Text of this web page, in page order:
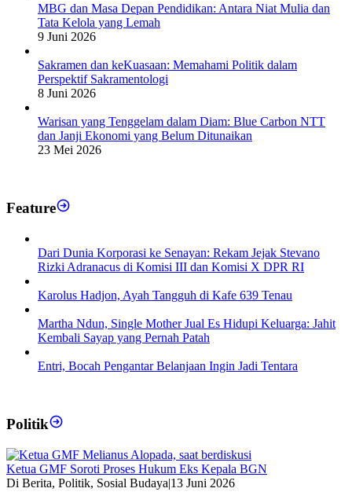
MBG dan Masa Depan Pendidikan: Antara Niat Mulia dan
Tata Kelola yang Lemah
9 Juni 2026
Sakramen dan keKuasaan: Memahami Politik dalam
Perspektif Sakramentologi
8 Juni 2026
Warisan yang Tenggelam dalam Diam: Blue Carbon NTT
dan Janji Ekonomi yang Belum Ditunaikan
23 Mei 2026
Feature
Dari Dunia Korporasi ke Senayan: Rekam Jejak Stevano
Rizki Adranacus di Komisi III dan Komisi X DPR RI
Karolus Hadjon, Ayah Tangguh di Kafe 639 Tenau
Martha Ndun, Single Mother Jual Es Hidupi Keluarga: Jahit
Kembali Sayap yang Pernah Patah
Entri, Bocah Pengantar Belanjaan Ingin Jadi Tentara
Politik
Ketua GMF Soroti Proses Hukum Eks Kepala BGN
Di Berita, Politik, Sosial Budaya|13 Juni 2026